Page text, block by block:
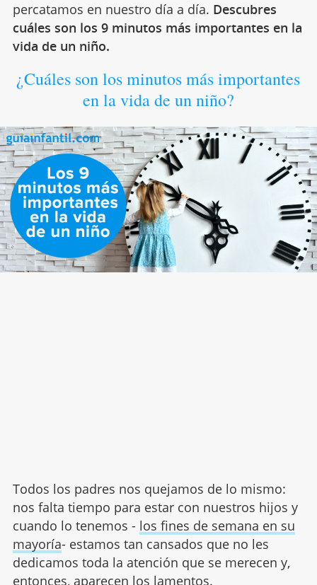
percatamos en nuestro día a día. Descubres
cuáles son los 9 minutos más importantes en la
vida de un niño.
¿Cuáles son los minutos más importantes
en la vida de un niño?
Todos los padres nos quejamos de lo mismo:
nos falta tiempo para estar con nuestros hijos y
cuando lo tenemos - los fines de semana en su
mayoría- estamos tan cansados que no les
dedicamos toda la atención que se merecen y,
entonces, aparecen los lamentos.